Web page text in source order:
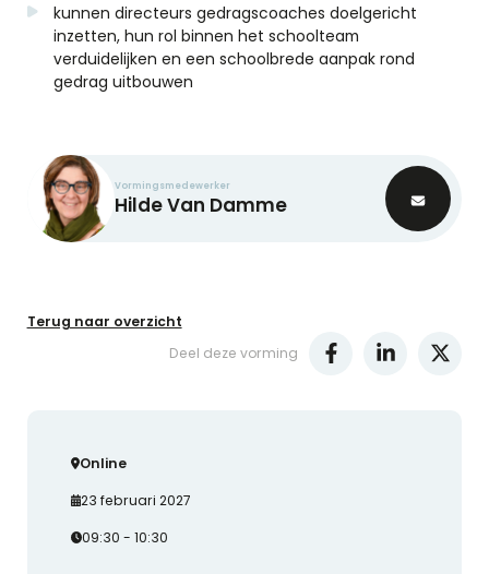
kunnen directeurs gedragscoaches doelgericht
inzetten, hun rol binnen het schoolteam
verduidelijken en een schoolbrede aanpak rond
gedrag uitbouwen
Vormingsmedewerker
HildeVan Damme
Terug naar overzicht
Deel deze vorming
Online
23 februari 2027
09:30 - 10:30